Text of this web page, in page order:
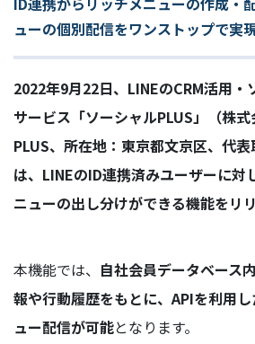
ューの個別配信をワンストップで実
2022年9月22日、LINEのCRM活用・
サービス「ソーシャルPLUS」（株
PLUS、所在地：東京都文京区、代表
は、LINEのID連携済みユーザーに対
ニューの出し分けができる機能をリ
本機能では、 自社会員データベース
報や行動履歴をもとに、APIを利用
ュー配信が可能となります。